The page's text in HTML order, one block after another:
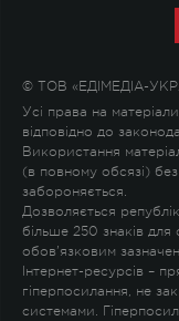
© ТОВ «ЕДІМЕДІА-
Усі права на
відповідно до
Використання
(в повному обсязі)
забороняється.
Дозволяється
більше 250 знаків для
обов'язковим
Інтернет-ресурсів –
гіперпосилання, не
системами.